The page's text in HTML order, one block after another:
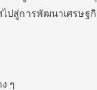
ปสู่การพัฒนาเศรษฐ
ๆ